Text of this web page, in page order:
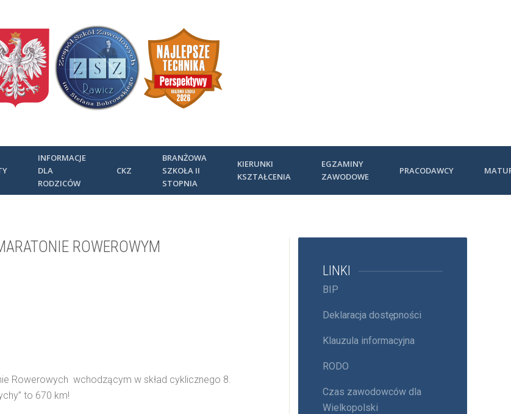
INFORMACJE
DLA
RODZICÓW
CKZ
BRANŻOWA
SZKOŁA II
STOPNIA
KIERUNKI
KSZTAŁCENIA
EGZAMINY
ZAWODOWE
PRACODAWCY
ROWEROWYM
Rowerowych wchodzącym w skład cyklicznego 8.
to 670 km!
LINKI
BIP
Deklaracja dostępności
Klauzula informacyjna
RODO
Czas zawodowców dla
Wielkopolski